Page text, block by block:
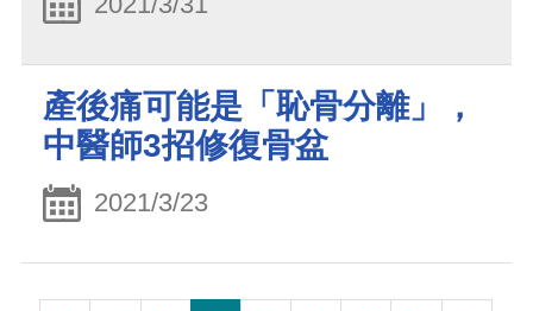
產後痛可能是「恥骨分離」，
中醫師3招修復骨盆
2021/3/23